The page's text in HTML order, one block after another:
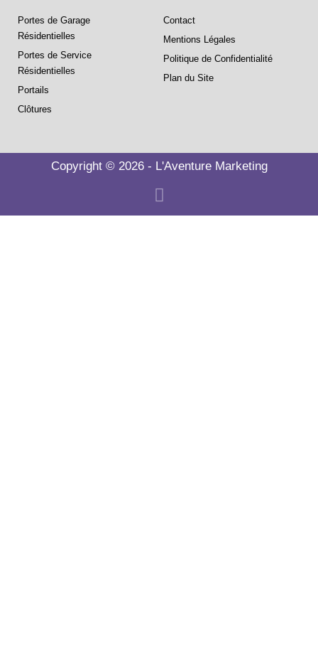
Portes de Garage
Résidentielles
Portes de Service
Résidentielles
Portails
Clôtures
Contact
Mentions Légales
Politique de Confidentialité
Plan du Site
Copyright © 2026 - L'Aventure Marketing